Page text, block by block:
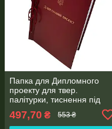
Папка для Дипломного
проекту для твер.
палітурки, тиснення під
золото, бордова 215×305
мм (20мм) (уп.5шт)
497,70 ₴ 553 ₴